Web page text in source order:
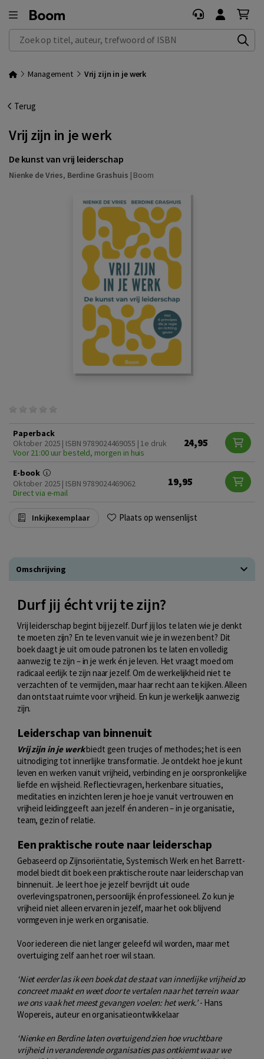
Zoek op titel, auteur, trefwoord of ISBN
Management Vrij zijn in je werk
Terug
Vrij zijn in je werk
De kunst van vrij leiderschap
Nienke de Vries, Berdine Grashuis | Boom
Paperback
Oktober 2025 | ISBN 9789024469055 | 1e druk
Voor 21:00 uur besteld, morgen in huis
24,95
E-book
Oktober 2025 | ISBN 9789024469062
Direct via e-mail
19,95
Inkijkexemplaar Plaats op wensenlijst
Omschrijving
Durf jij écht vrij te zijn?
Vrij leiderschap begint bij jezelf. Durf jij los te laten wie je denkt
te moeten zijn? En te leven vanuit wie je in wezen bent? Dit
boek daagt je uit om oude patronen los te laten en volledig
aanwezig te zijn – in je werk én je leven. Het vraagt moed om
radicaal eerlijk te zijn naar jezelf. Om de werkelijkheid niet te
verzachten of te vermijden, maar haar recht aan te kijken. Alleen
dan ontstaat ruimte voor vrijheid. En kun je werkelijk aanwezig
zijn.
Leiderschap van binnenuit
Vrij zijn in je werkbiedt geen trucjes of methodes; het is een
uitnodiging tot innerlijke transformatie. Je ontdekt hoe je kunt
leven en werken vanuit vrijheid, verbinding en je oorspronkelijke
liefde en wijsheid. Reflectievragen, herkenbare situaties,
meditaties en inzichten leren je hoe je vanuit vertrouwen en
vrijheid leidinggeeft aan jezelf én anderen – in je organisatie,
team, gezin of relatie.
Een praktische route naar leiderschap
Gebaseerd op Zijnsoriëntatie, Systemisch Werk en het Barrett-
model biedt dit boek een praktische route naar leiderschap van
binnenuit. Je leert hoe je jezelf bevrijdt uit oude
overlevingspatronen, persoonlijk én professioneel. Zo kun je
vrijheid niet alleen ervaren in jezelf, maar het ook blijvend
vormgeven in je werk en organisatie.
Voor iedereen die niet langer geleefd wil worden, maar met
overtuiging zelf aan het roer wil staan.
‘Niet eerder las ik een boek dat de staat van innerlijke vrijheid zo
concreet maakt en weet door te vertalen naar het terrein waar
we ons vaak het meest gevan­gen voelen: het werk.’- Hans
Wopereis, auteur en organisatieontwikkelaar
‘Nienke en Berdine laten overtuigend zien hoe vruchtbare
vrijheid in veranderende organisaties pas ontkiemt waar we